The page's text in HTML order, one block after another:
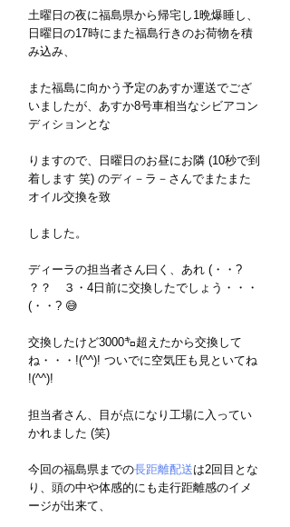
土曜日の夜に福島県から帰宅し1晩爆睡し、
日曜日の17時にまた福島行きのお荷物を積
み込み、
また福島に向かう予定のあすか運送でござ
いましたが、あすか8号車相当なシビアコン
ディションとな
りますので、日曜日のお昼にお隣 (10秒で到
着します 笑) のディ－ラ－さんでまたまた
オイル交換を致
しました。
ディーラの担当者さん曰く、あれ (・・?
？？　３・4日前に交換したでしょう・・・
(・・? 😅
交換したけど3000㌔超えたから交換して
ね・・・!(^^)! ついでに空気圧も見といてね
!(^^)!
担当者さん、目が点になり工場に入ってい
かれました (笑)
今回の福島県までの長距離配送は2回目とな
り、頭の中や体感的にも走行距離感のイメ
ージが出来て、